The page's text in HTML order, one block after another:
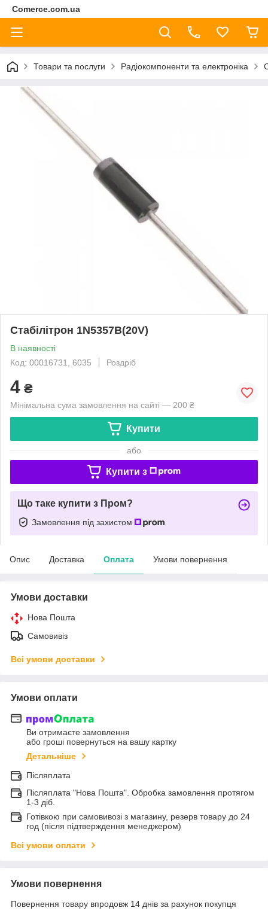
Comerce.com.ua
Товари та послуги Радіокомпоненти та електроніка
Стабілітрон 1N5357B(20V)
В наявності
Код: 00016731, 6035
Роздріб
4 ₴
Мінімальна сума замовлення на сайті — 200 ₴
Купити
або
Купити з
Що таке купити з Пром?
Замовлення під захистом
Опис Доставка Оплата Умови повернення
Умови доставки
Нова Пошта
Самовивіз
Всі умови доставки
Умови оплати
Ви отримаєте замовлення
або гроші повернуться на вашу картку
Детальніше
Післяплата
Післяплата "Нова Пошта". Обробка замовлення протягом
1-3 діб.
Готівкою при самовивозі з магазину, резерв товару до 24
год (після підтверждення менеджером)
Всі умови оплати
Умови повернення
Повернення товару впродовж 14 днів за рахунок покупця